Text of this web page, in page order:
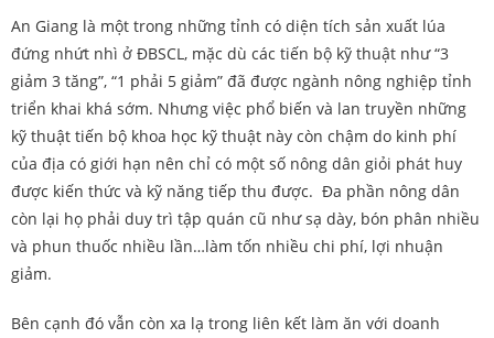
An Giang là một trong những tỉnh có diện tích sản xuất lúa
đứng nhứt nhì ở ĐBSCL, mặc dù các tiến bộ kỹ thuật như “3
giảm 3 tăng”, “1 phải 5 giảm” đã được ngành nông nghiệp tỉnh
triển khai khá sớm. Nhưng việc phổ biến và lan truyền những
kỹ thuật tiến bộ khoa học kỹ thuật này còn chậm do kinh phí
của địa có giới hạn nên chỉ có một số nông dân giỏi phát huy
được kiến thức và kỹ năng tiếp thu được. Đa phần nông dân
còn lại họ phải duy trì tập quán cũ như sạ dày, bón phân nhiều
và phun thuốc nhiều lần…làm tốn nhiều chi phí, lợi nhuận
giảm.
Bên cạnh đó vẫn còn xa lạ trong liên kết làm ăn với doanh